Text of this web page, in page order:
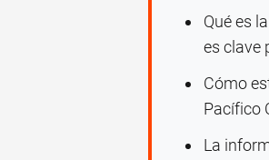
Qué es
es clave
Cómo
Pacífico
La